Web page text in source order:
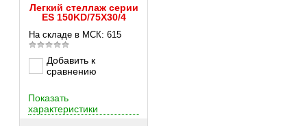
Легкий стеллаж серии
ES 150KD/75Х30/4
На складе в МСК: 615
Добавить к
сравнению
Показать
характеристики